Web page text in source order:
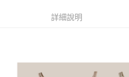
ATM／網路銀行／等多元方式進行付款，方
※ 請注意：結帳手續完成當下不需立刻繳費
客戶支援中心」https://
每筆NT$85，滿NT$799(含以上)免運費
詳細說明